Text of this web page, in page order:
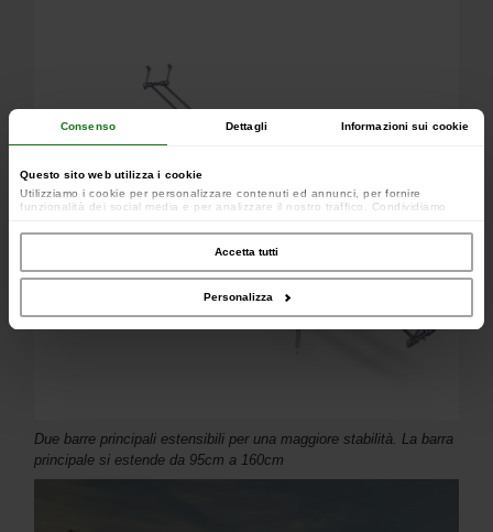
Consenso Dettagli Informazioni sui cookie
Questo sito web utilizza i cookie
Utilizziamo i cookie per personalizzare contenuti ed annunci, per fornire
funzionalità dei social media e per analizzare il nostro traffico. Condividiamo
occupano di analisi dei dati web, pubblicità e social media, i quali potrebbero
combinarle con altre informazioni che hai fornito loro o che hanno raccolto dal
Accetta tutti
Personalizza
Due barre principali estensibili per una maggiore stabilità. La barra
principale si estende da 95cm a 160cm